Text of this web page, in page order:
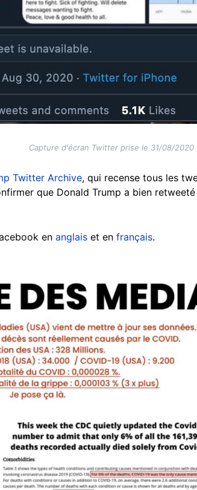
Capture d'écran Twitter prise le 31/08/2020
Twitter Archive, qui recense tous les
que Donald Trump a bien
en anglais et en français.